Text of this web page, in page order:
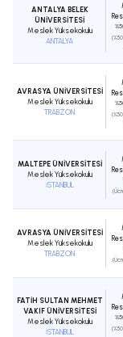
ANTALYA BELEK
ÜNİVERSİTESİ
Meslek Yüksekokulu
ANTALYA
AVRASYA ÜNİVERSİTESİ
Meslek Yüksekokulu
TRABZON
MALTEPE ÜNİVERSİTESİ
Meslek Yüksekokulu
İSTANBUL
AVRASYA ÜNİVERSİTESİ
Meslek Yüksekokulu
TRABZON
FATİH SULTAN MEHMET
VAKIF ÜNİVERSİTESİ
Meslek Yüksekokulu
İSTANBUL